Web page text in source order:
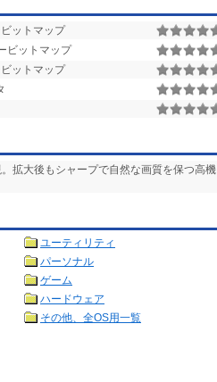
ットマップ
ビットマップ
ットマップ
拡大後もシャープで自然な画質を保つ高機
ユーティリティ
パーソナル
ゲーム
ハードウェア
その他、全OS用一覧